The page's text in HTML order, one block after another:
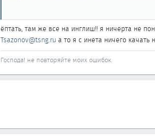
диаг. разъему на машине и считываешь данные
Если интересно, могу намылить саму прогу
ёптать, там же все на инглиш!! я ничерта не
Tsazonov@tsng.ru а то я с инета ничего качать
Господа! не повторяйте моих ошибок.